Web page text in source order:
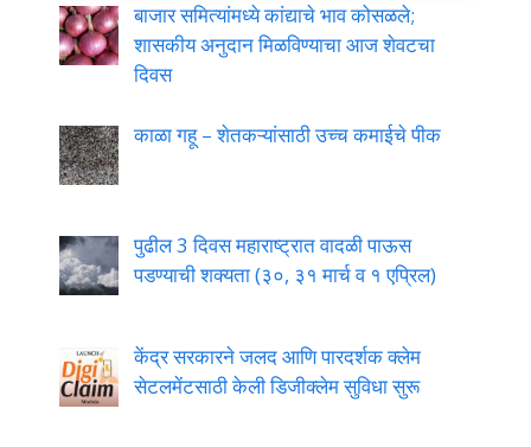
बाजार समित्यांमध्ये कांद्याचे भाव कोसळले;
शासकीय अनुदान मिळविण्याचा आज शेवटचा
दिवस
काळा गहू – शेतकऱ्यांसाठी उच्च कमाईचे पीक
पुढील 3 दिवस महाराष्ट्रात वादळी पाऊस
पडण्याची शक्यता (३०, ३१ मार्च व १ एप्रिल)
केंद्र सरकारने जलद आणि पारदर्शक क्लेम
सेटलमेंटसाठी केली डिजीक्लेम सुविधा सुरू